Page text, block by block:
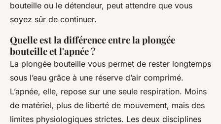
bouteille ou le détendeur, peut attendre que vous
soyez sûr de continuer.
Quelle est la différence entre la plongée
bouteille et l'apnée ?
La plongée bouteille vous permet de rester longtemps
sous l’eau grâce à une réserve d’air comprimé.
L’apnée, elle, repose sur une seule respiration. Moins
de matériel, plus de liberté de mouvement, mais des
limites physiologiques strictes. Les deux disciplines